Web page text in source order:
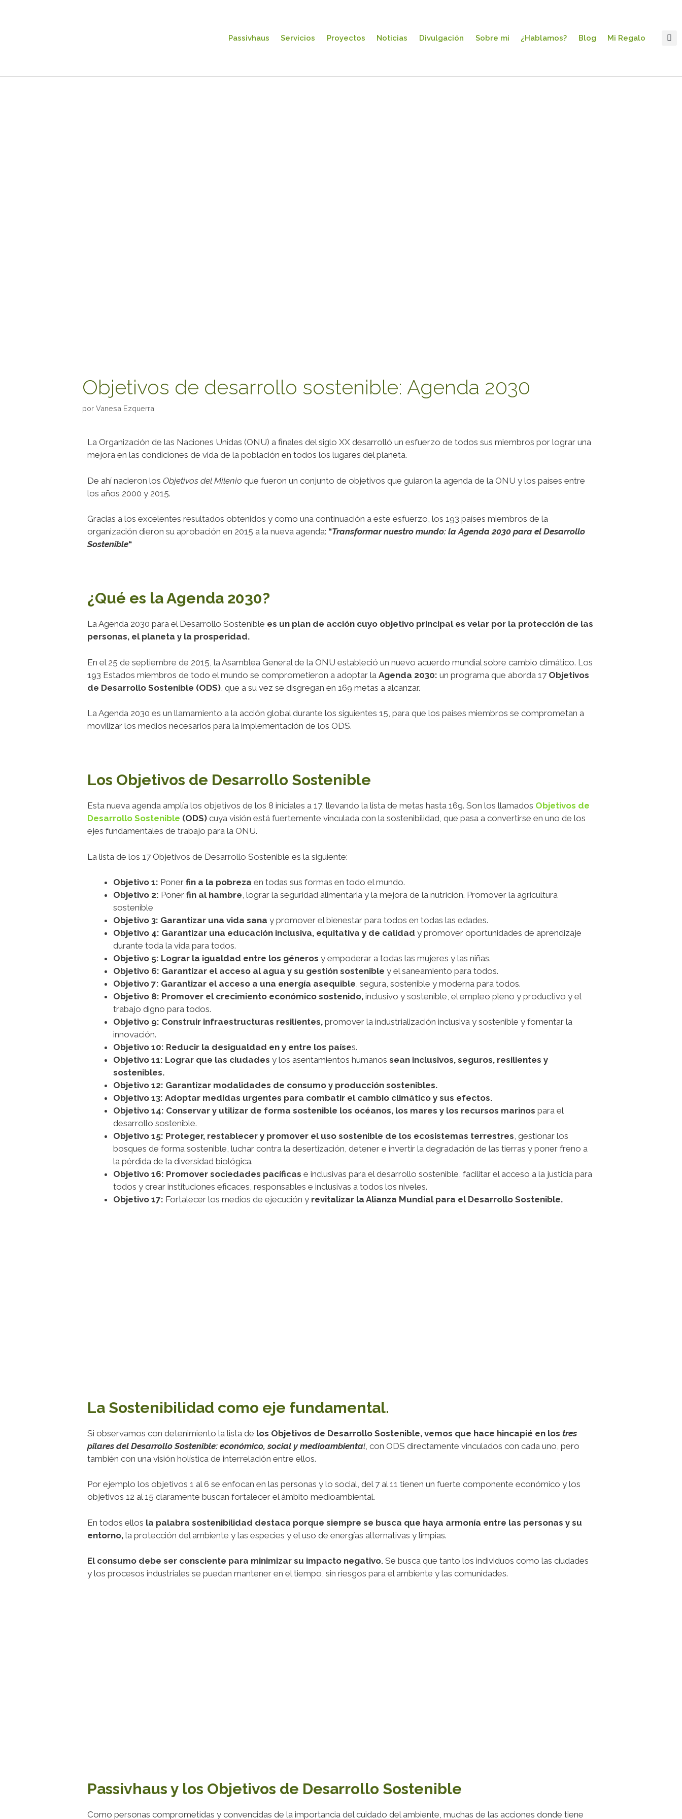
Passivhaus Servicios Proyectos Noticias Divulgación Sobre mi ¿Hablamos? Blog Mi Regalo
Objetivos de desarrollo sostenible: Agenda 2030
por Vanesa Ezquerra
La Organización de las Naciones Unidas (ONU) a finales del siglo XX desarrolló un esfuerzo de todos sus miembros por lograr una
mejora en las condiciones de vida de la población en todos los lugares del planeta.
De ahí nacieron los Objetivos del Milenio que fueron un conjunto de objetivos que guiaron la agenda de la ONU y los países entre
los años 2000 y 2015.
Gracias a los excelentes resultados obtenidos y como una continuación a este esfuerzo, los 193 países miembros de la
organización dieron su aprobación en 2015 a la nueva agenda: “Transformar nuestro mundo: la Agenda 2030 para el Desarrollo
Sostenible“
¿Qué es la Agenda 2030?
La Agenda 2030 para el Desarrollo Sostenible es un plan de acción cuyo objetivo principal es velar por la protección de las
personas, el planeta y la prosperidad.
En el 25 de septiembre de 2015, la Asamblea General de la ONU estableció un nuevo acuerdo mundial sobre cambio climático. Los
193 Estados miembros de todo el mundo se comprometieron a adoptar la Agenda 2030: un programa que aborda 17 Objetivos
de Desarrollo Sostenible (ODS) , que a su vez se disgregan en 169 metas a alcanzar.
La Agenda 2030 es un llamamiento a la acción global durante los siguientes 15, para que los paises miembros se comprometan a
movilizar los medios necesarios para la implementación de los ODS.
Los Objetivos de Desarrollo Sostenible
Esta nueva agenda amplía los objetivos de los 8 iniciales a 17, llevando la lista de metas hasta 169. Son los llamados Objetivos de
Desarrollo Sostenible (ODS) cuya visión está fuertemente vinculada con la sostenibilidad, que pasa a convertirse en uno de los
ejes fundamentales de trabajo para la ONU.
La lista de los 17 Objetivos de Desarrollo Sostenible es la siguiente:
Objetivo 1: Poner fin a la pobreza en todas sus formas en todo el mundo.
Objetivo 2: Poner fin al hambre, lograr la seguridad alimentaria y la mejora de la nutrición. Promover la agricultura
sostenible
Objetivo 3: Garantizar una vida sana y promover el bienestar para todos en todas las edades.
Objetivo 4: Garantizar una educación inclusiva, equitativa y de calidad y promover oportunidades de aprendizaje
durante toda la vida para todos.
Objetivo 5: Lograr la igualdad entre los géneros y empoderar a todas las mujeres y las niñas.
Objetivo 6: Garantizar el acceso al agua y su gestión sostenible y el saneamiento para todos.
Objetivo 7: Garantizar el acceso a una energía asequible, segura, sostenible y moderna para todos.
Objetivo 8: Promover el crecimiento económico sostenido, inclusivo y sostenible, el empleo pleno y productivo y el
trabajo digno para todos.
Objetivo 9: Construir infraestructuras resilientes, promover la industrialización inclusiva y sostenible y fomentar la
innovación.
Objetivo 10: Reducir la desigualdad en y entre los países.
Objetivo 11: Lograr que las ciudades y los asentamientos humanos sean inclusivos, seguros, resilientes y
sostenibles.
Objetivo 12: Garantizar modalidades de consumo y producción sostenibles.
Objetivo 13: Adoptar medidas urgentes para combatir el cambio climático y sus efectos.
Objetivo 14: Conservar y utilizar de forma sostenible los océanos, los mares y los recursos marinos para el
desarrollo sostenible.
Objetivo 15: Proteger, restablecer y promover el uso sostenible de los ecosistemas terrestres, gestionar los
bosques de forma sostenible, luchar contra la desertización, detener e invertir la degradación de las tierras y poner freno a
la pérdida de la diversidad biológica.
Objetivo 16: Promover sociedades pacíficas e inclusivas para el desarrollo sostenible, facilitar el acceso a la justicia para
todos y crear instituciones eficaces, responsables e inclusivas a todos los niveles.
Objetivo 17: Fortalecer los medios de ejecución y revitalizar la Alianza Mundial para el Desarrollo Sostenible.
La Sostenibilidad como eje fundamental.
Si observamos con detenimiento la lista de los Objetivos de Desarrollo Sostenible, vemos que hace hincapié en los tres
pilares del Desarrollo Sostenible: económico, social y medioambiental , con ODS directamente vinculados con cada uno, pero
también con una visión holística de interrelación entre ellos.
Por ejemplo los objetivos 1 al 6 se enfocan en las personas y lo social, del 7 al 11 tienen un fuerte componente económico y los
objetivos 12 al 15 claramente buscan fortalecer el ámbito medioambiental.
En todos ellos la palabra sostenibilidad destaca porque siempre se busca que haya armonía entre las personas y su
entorno, la protección del ambiente y las especies y el uso de energías alternativas y limpias.
El consumo debe ser consciente para minimizar su impacto negativo. Se busca que tanto los individuos como las ciudades
y los procesos industriales se puedan mantener en el tiempo, sin riesgos para el ambiente y las comunidades.
Passivhaus y los Objetivos de Desarrollo Sostenible
Como personas comprometidas y convencidas de la importancia del cuidado del ambiente, muchas de las acciones donde tiene